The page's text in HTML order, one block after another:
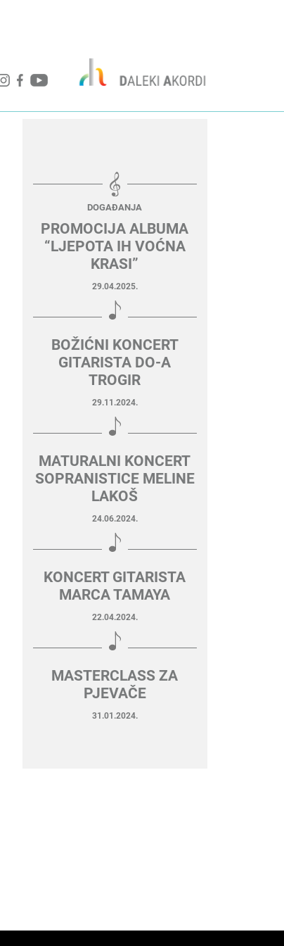
DOGAĐANJA
PROMOCIJA ALBUMA
“LJEPOTA IH VOĆNA
KRASI”
29.04.2025.
BOŽIĆNI KONCERT
GITARISTA DO-A
TROGIR
29.11.2024.
MATURALNI KONCERT
SOPRANISTICE MELINE
LAKOŠ
24.06.2024.
KONCERT GITARISTA
MARCA TAMAYA
22.04.2024.
MASTERCLASS ZA
PJEVAČE
31.01.2024.